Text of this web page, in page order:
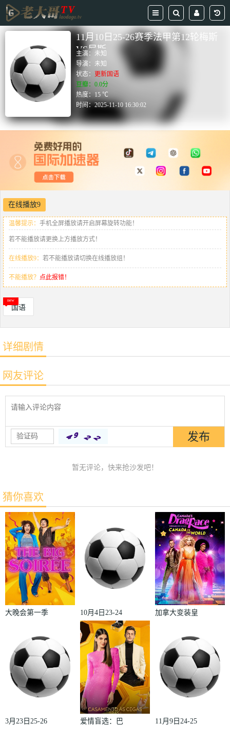
11月10日25-26赛季法甲第12轮梅斯
VS尼斯
主演： 未知
导演：未知
状态： 更新国语
豆瓣：0.0分
热度：15 ℃
时间：2025-11-10 16:30:02
在线播放9
温馨提示： 手机全屏播放请开启屏幕旋转功能！
若不能播放请更换上方播放方式！
在线播放9： 若不能播放请切换在线播放组！
不能播放？ 点此报错！
国语
详细剧情
网友评论
暂无评论，快来抢沙发吧！
猜你喜欢
大晚会第一季
10月4日23-24
赛季欧冠小组
赛第2轮那不
勒斯VS皇家
马德里
加拿大变装皇
对阵世界
2022
3月23日25-26
爱情盲选：巴
11月9日24-25